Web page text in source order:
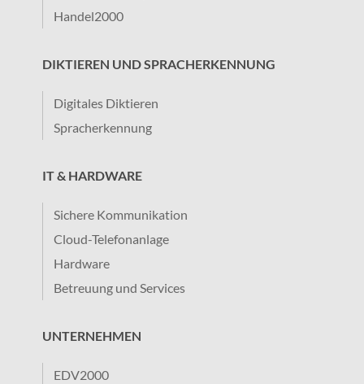
Handel2000
DIKTIEREN UND SPRACHERKENNUNG
Digitales Diktieren
Spracherkennung
IT & HARDWARE
Sichere Kommunikation
Cloud-Telefonanlage
Hardware
Betreuung und Services
UNTERNEHMEN
EDV2000